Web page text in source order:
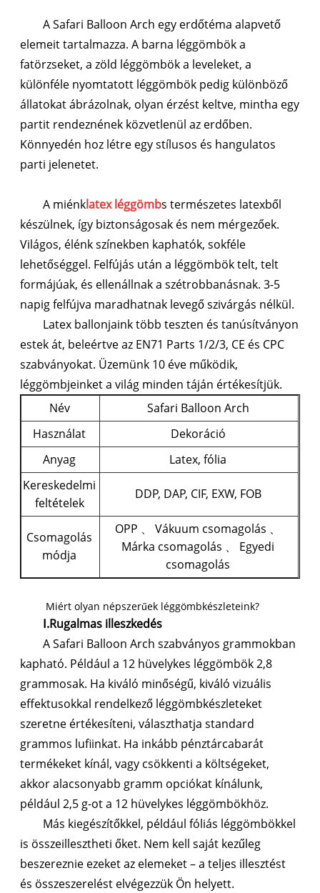
A Safari Balloon Arch egy erdőtéma alapvető
elemeit tartalmazza. A barna léggömbök a
fatörzseket, a zöld léggömbök a leveleket, a
különféle nyomtatott léggömbök pedig különböző
állatokat ábrázolnak, olyan érzést keltve, mintha egy
partit rendeznének közvetlenül az erdőben.
Könnyedén hoz létre egy stílusos és hangulatos
parti jelenetet.
A miénklatex léggömbs természetes latexből
készülnek, így biztonságosak és nem mérgezőek.
Világos, élénk színekben kaphatók, sokféle
lehetőséggel. Felfújás után a léggömbök telt, telt
formájúak, és ellenállnak a szétrobbanásnak. 3-5
napig felfújva maradhatnak levegő szivárgás nélkül.
Latex ballonjaink több teszten és tanúsítványon
estek át, beleértve az EN71 Parts 1/2/3, CE és CPC
szabványokat. Üzemünk 10 éve működik,
léggömbjeinket a világ minden táján értékesítjük.
Név
Safari Balloon Arch
Használat
Dekoráció
Anyag
Latex, fólia
Kereskedelmi
feltételek
DDP, DAP, CIF, EXW, FOB
Csomagolás
módja
OPP 、 Vákuum csomagolás 、
Márka csomagolás 、 Egyedi
csomagolás
Miért olyan népszerűek léggömbkészleteink?
Ⅰ.Rugalmas illeszkedés
A Safari Balloon Arch szabványos grammokban
kapható. Például a 12 hüvelykes léggömbök 2,8
grammosak. Ha kiváló minőségű, kiváló vizuális
effektusokkal rendelkező léggömbkészleteket
szeretne értékesíteni, választhatja standard
grammos lufiinkat. Ha inkább pénztárcabarát
termékeket kínál, vagy csökkenti a költségeket,
akkor alacsonyabb gramm opciókat kínálunk,
például 2,5 g-ot a 12 hüvelykes léggömbökhöz.
Más kiegészítőkkel, például fóliás léggömbökkel
is összeillesztheti őket. Nem kell saját kezűleg
beszereznie ezeket az elemeket – a teljes illesztést
és összeszerelést elvégezzük Ön helyett.